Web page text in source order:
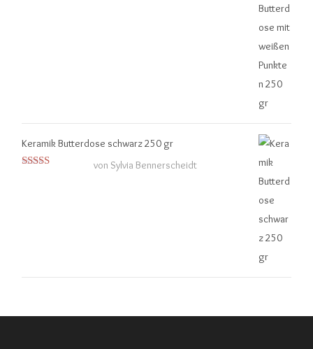
Keramik Butterdose schwarz 250 gr
von Sylvia Bennerscheidt